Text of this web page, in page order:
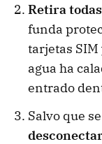
Retira
funda
tarjetas SIM
agua ha
entrado
Salvo que